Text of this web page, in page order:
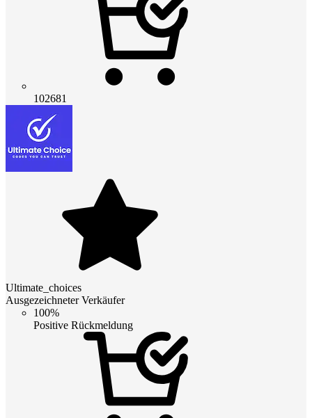
102681
Ultimate_choices
Ausgezeichneter Verkäufer
100%
Positive Rückmeldung